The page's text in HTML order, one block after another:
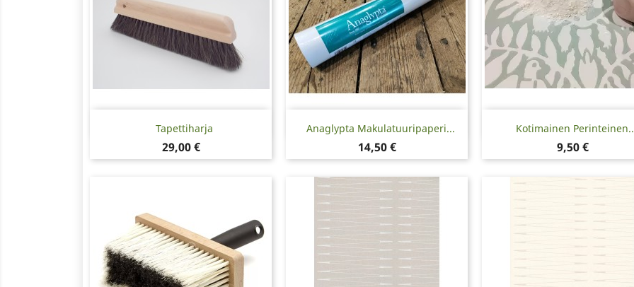
Tapettiharja
Hinta
29,00 €
Pikakatselu Anaglypta Makulatuuripaperi...
Hinta
14,50 €
Pikakatselu Kotimainen
Hinta
9,50 €
Pikakatselu